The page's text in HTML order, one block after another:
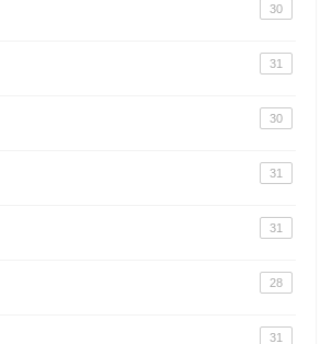
30
31
30
31
31
28
31